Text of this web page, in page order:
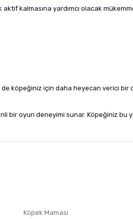
kalmasına yardımcı olacak
köpeğiniz için daha heyecan verici
bir oyun deneyimi sunar. Köpeğiniz bu
Ürünü Satın Al ve Yorumla
Köpek Maması